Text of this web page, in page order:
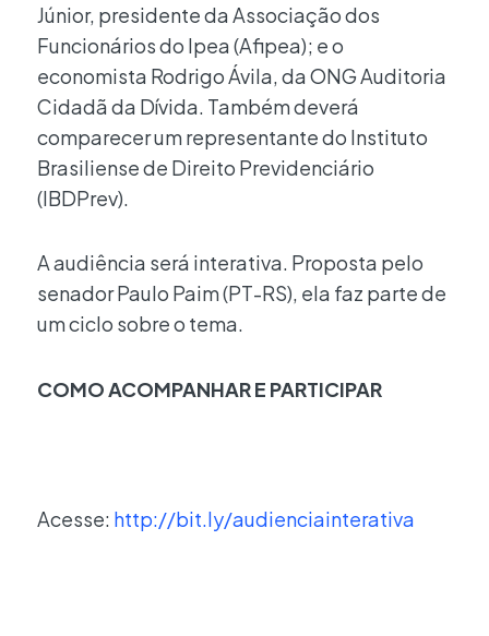
Júnior, presidente da Associação dos
Funcionários do Ipea (Afipea); e o
economista Rodrigo Ávila, da ONG Auditoria
Cidadã da Dívida. Também deverá
comparecer um representante do Instituto
Brasiliense de Direito Previdenciário
(IBDPrev).
A audiência será interativa. Proposta pelo
senador Paulo Paim (PT-RS), ela faz parte de
um ciclo sobre o tema.
COMO ACOMPANHAR E PARTICIPAR
Acesse: http://bit.ly/audienciainterativa